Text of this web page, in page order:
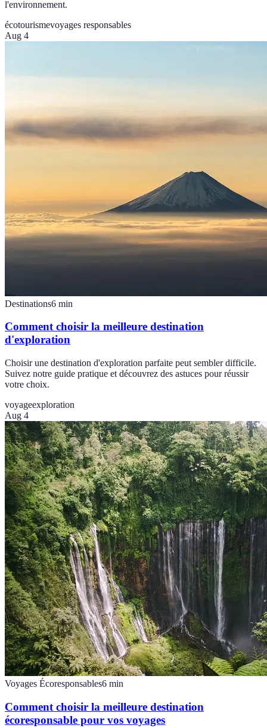
l'environnement.
écotourismevoyages responsables
Aug 4
Destinations6 min
Comment choisir la meilleure destination
d'exploration
Choisir une destination d'exploration parfaite peut sembler difficile.
Suivez notre guide pratique et découvrez des astuces pour réussir
votre choix.
voyageexploration
Aug 4
Voyages Écoresponsables6 min
Comment choisir la meilleure destination
écoresponsable pour vos voyages